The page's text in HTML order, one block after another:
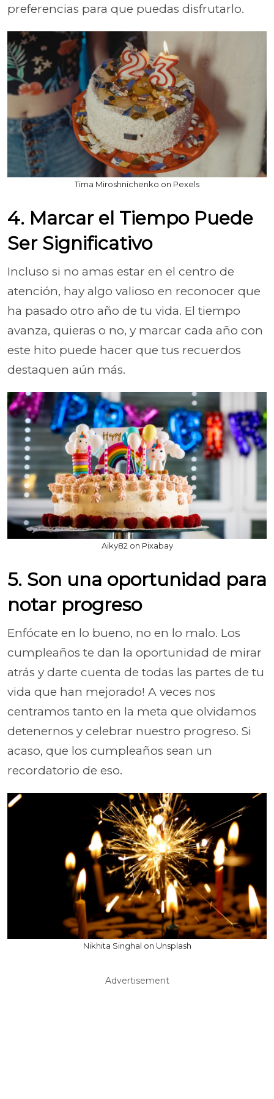
preferencias para que puedas disfrutarlo.
Tima Miroshnichenko on Pexels
4. Marcar el Tiempo Puede
Ser Significativo
Incluso si no amas estar en el centro de
atención, hay algo valioso en reconocer que
ha pasado otro año de tu vida. El tiempo
avanza, quieras o no, y marcar cada año con
este hito puede hacer que tus recuerdos
destaquen aún más.
Aiky82 on Pixabay
5. Son una oportunidad para
notar progreso
Enfócate en lo bueno, no en lo malo. Los
cumpleaños te dan la oportunidad de mirar
atrás y darte cuenta de todas las partes de tu
vida que han mejorado! A veces nos
centramos tanto en la meta que olvidamos
detenernos y celebrar nuestro progreso. Si
acaso, que los cumpleaños sean un
recordatorio de eso.
Nikhita Singhal on Unsplash
Advertisement